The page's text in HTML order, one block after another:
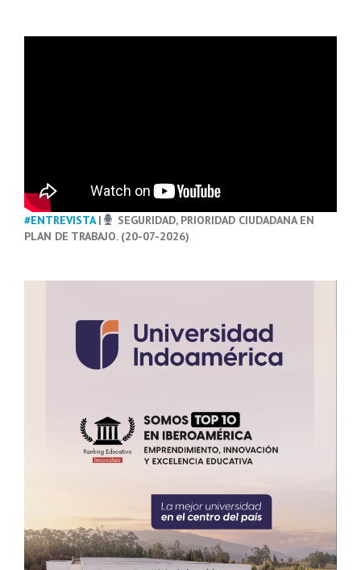
#ENTREVISTA|
SEGURIDAD, PRIORIDAD CIUDADANA EN
PLAN DE TRABAJO. (20-07-2026)